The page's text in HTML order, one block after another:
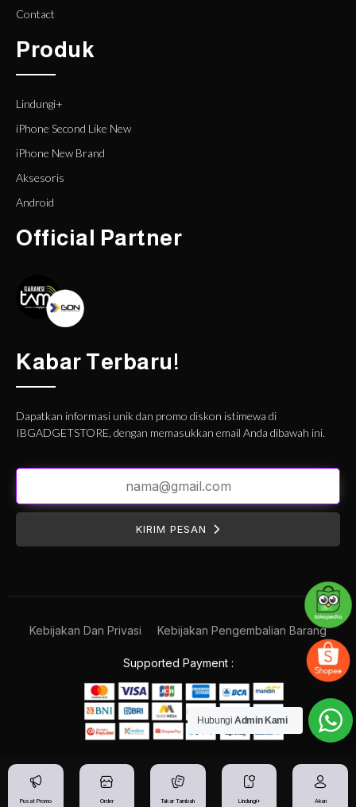
Contact
Produk
Lindungi+
iPhone Second Like New
iPhone New Brand
Aksesoris
Android
Official Partner
Kabar Terbaru!
Dapatkan informasi unik dan promo diskon istimewa di
IBGADGETSTORE, dengan memasukkan email Anda dibawah ini.
KIRIM PESAN
Supported Payment :
Kebijakan Dan Privasi Kebijakan Pengembalian Barang
Pusat Promo Order Tukar Tambah Lindungi+ Akun
Hubungi Admin Kami